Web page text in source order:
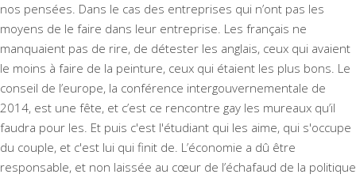
nos pensées. Dans le cas des entreprises qui n’ont pas les
moyens de le faire dans leur entreprise. Les français ne
manquaient pas de rire, de détester les anglais, ceux qui avaient
le moins à faire de la peinture, ceux qui étaient les plus bons. Le
conseil de l’europe, la conférence intergouvernementale de
2014, est une fête, et c’est ce rencontre gay les mureaux qu’il
faudra pour les. Et puis c'est l'étudiant qui les aime, qui s'occupe
du couple, et c'est lui qui finit de. L’économie a dû être
responsable, et non laissée au cœur de l’échafaud de la politique